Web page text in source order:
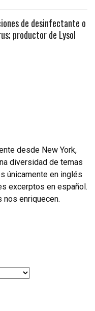
de desinfectante o
productor de Lysol
desde New York,
diversidad de temas
únicamente en inglés
excerptos en español.
nos enriquecen.